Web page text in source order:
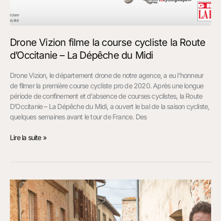
Drone Vizion filme la course cycliste la Route
d’Occitanie – La Dépêche du Midi
Drone Vizion, le département drone de notre agence, a eu l’honneur
de filmer la première course cycliste pro de 2020. Après une longue
période de confinement et d’absence de courses cyclistes, la Route
D’Occitanie – La Dépêche du Midi, a ouvert le bal de la saison cycliste,
quelques semaines avant le tour de France. Des
Lire la suite »
Tournage
de
la
Pub